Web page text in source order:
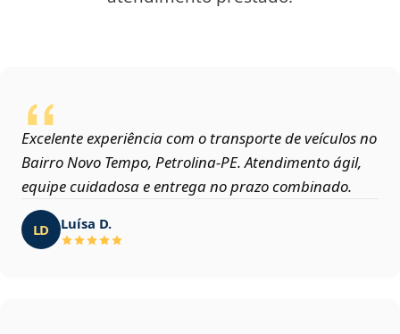
Excelente experiência com o transporte de veículos no
Bairro Novo Tempo, Petrolina‑PE. Atendimento ágil,
equipe cuidadosa e entrega no prazo combinado.
LD Luísa D.